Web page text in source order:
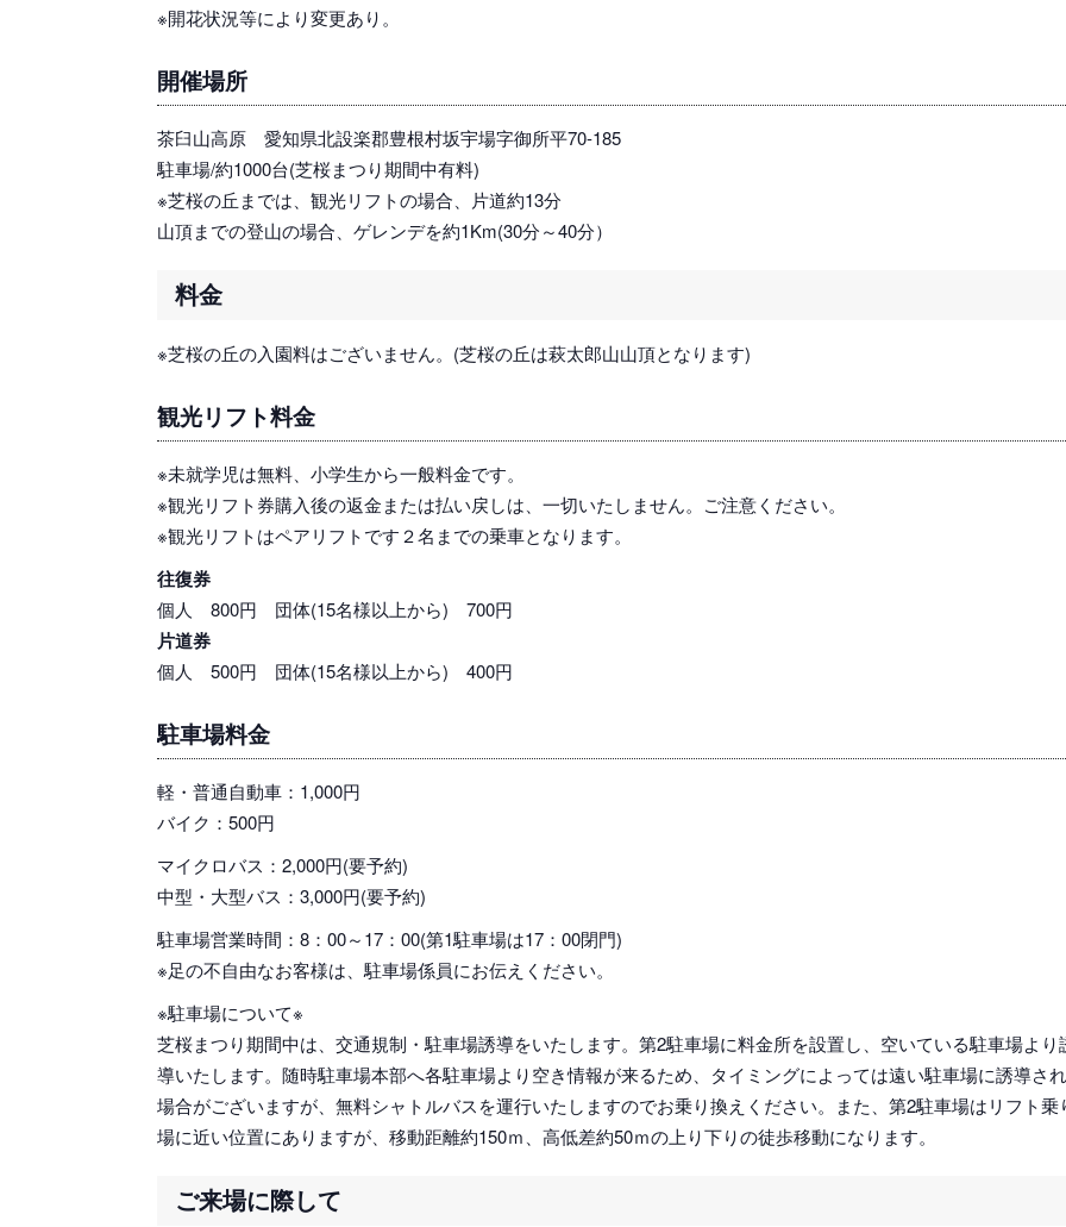
※開花状況等により変更あり。
開催場所
茶臼山高原 愛知県北設楽郡豊根村坂宇場字御所平70-185
駐車場/約1000台(芝桜まつり期間中有料)
※芝桜の丘までは、観光リフトの場合、片道約13分
山頂までの登山の場合、ゲレンデを約1Km(30分～40分）
料金
※芝桜の丘の入園料はございません。(芝桜の丘は萩太郎山山頂となります)
観光リフト料金
※未就学児は無料、小学生から一般料金です。
※観光リフト券購入後の返金または払い戻しは、一切いたしません。ご注意ください。
※観光リフトはペアリフトです２名までの乗車となります。
往復券
個人 800円 団体(15名様以上から) 700円
片道券
個人 500円 団体(15名様以上から) 400円
駐車場料金
軽・普通自動車：1,000円
バイク：500円
マイクロバス：2,000円(要予約)
中型・大型バス：3,000円(要予約)
駐車場営業時間：8：00～17：00(第1駐車場は17：00閉門)
※足の不自由なお客様は、駐車場係員にお伝えください。
※駐車場について※
芝桜まつり期間中は、交通規制・駐車場誘導をいたします。第2駐車場に料金所を設置し、空いている駐車場より
導いたします。随時駐車場本部へ各駐車場より空き情報が来るため、タイミングによっては遠い駐車場に誘導さ
場合がございますが、無料シャトルバスを運行いたしますのでお乗り換えください。また、第2駐車場はリフト乗
場に近い位置にありますが、移動距離約150ｍ、高低差約50ｍの上り下りの徒歩移動になります。
ご来場に際して